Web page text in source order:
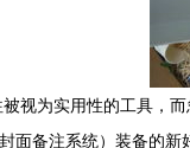
视为实用性的工具，
面备注系统）装备的